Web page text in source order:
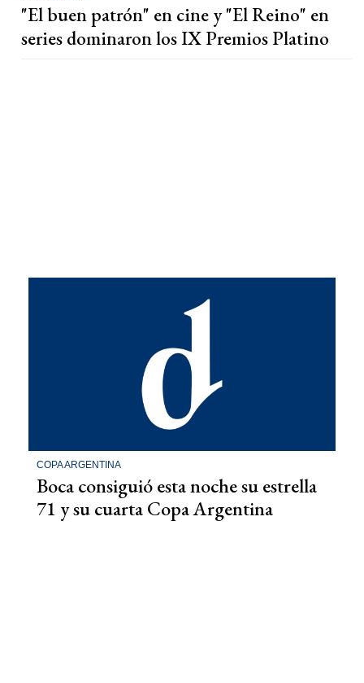
"El buen patrón" en cine y "El Reino" en
series dominaron los IX Premios Platino
COPA ARGENTINA
Boca consiguió esta noche su estrella
71 y su cuarta Copa Argentina